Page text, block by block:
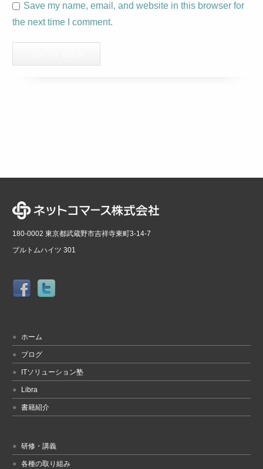
Save my name, email, and website in this browser for
the next time I comment.
180-0002 東京都武蔵野市吉祥寺東町3-14-7
プルトムハイツ 301
ホーム
ブログ
ITソリューション塾
Libra
書籍紹介
研修・講義
各種の取り組み